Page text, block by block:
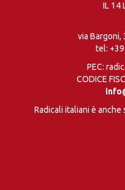
IL 14
via Bargoni,
tel:
PEC:
CODICE
Radicali italiani è anche